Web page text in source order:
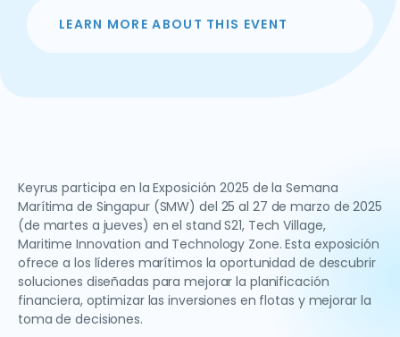
LEARN MORE ABOUT THIS EVENT
Keyrus participa en la Exposición 2025 de la Semana
Marítima de Singapur (SMW) del 25 al 27 de marzo de 2025
(de martes a jueves) en el stand S21, Tech Village,
Maritime Innovation and Technology Zone. Esta exposición
ofrece a los líderes marítimos la oportunidad de descubrir
soluciones diseñadas para mejorar la planificación
financiera, optimizar las inversiones en flotas y mejorar la
toma de decisiones.